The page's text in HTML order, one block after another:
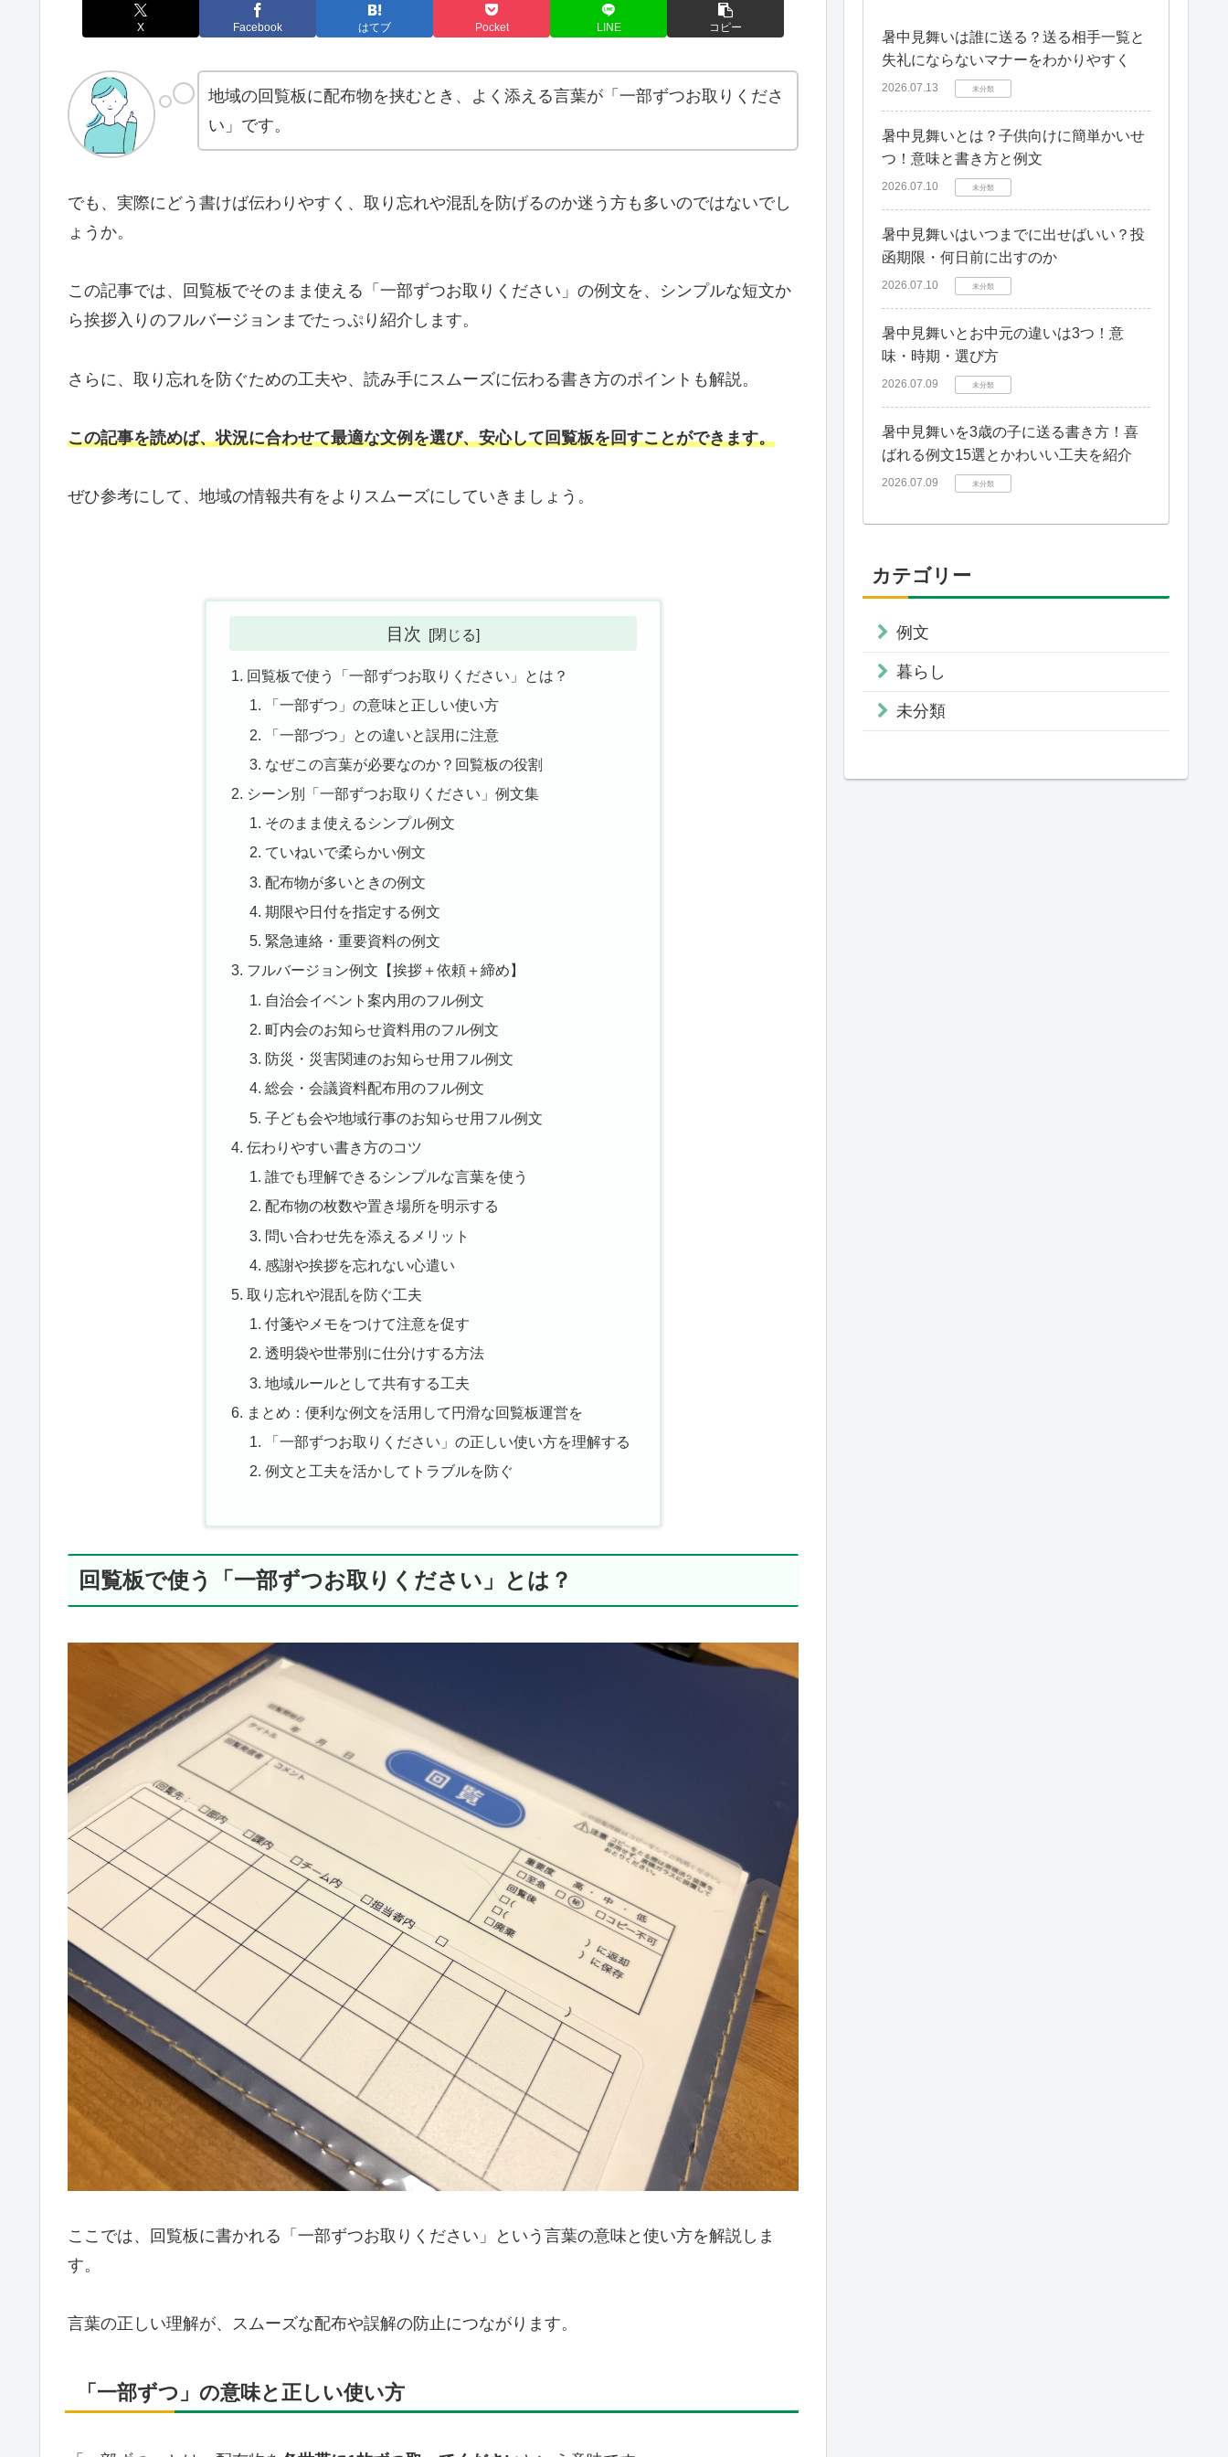
X Facebook はてブ Pocket LINE コピー
地域の回覧板に配布物を挟むとき、よく添える言葉が「一部ずつお取りくださ
い」です。
でも、実際にどう書けば伝わりやすく、取り忘れや混乱を防げるのか迷う方も多いのではないでし
ょうか。
この記事では、回覧板でそのまま使える「一部ずつお取りください」の例文を、シンプルな短文か
ら挨拶入りのフルバージョンまでたっぷり紹介します。
さらに、取り忘れを防ぐための工夫や、読み手にスムーズに伝わる書き方のポイントも解説。
この記事を読めば、状況に合わせて最適な文例を選び、安心して回覧板を回すことができます。
ぜひ参考にして、地域の情報共有をよりスムーズにしていきましょう。
目次
回覧板で使う「一部ずつお取りください」とは？
「一部ずつ」の意味と正しい使い方
「一部づつ」との違いと誤用に注意
なぜこの言葉が必要なのか？回覧板の役割
シーン別「一部ずつお取りください」例文集
そのまま使えるシンプル例文
ていねいで柔らかい例文
配布物が多いときの例文
期限や日付を指定する例文
緊急連絡・重要資料の例文
フルバージョン例文【挨拶＋依頼＋締め】
自治会イベント案内用のフル例文
町内会のお知らせ資料用のフル例文
防災・災害関連のお知らせ用フル例文
総会・会議資料配布用のフル例文
子ども会や地域行事のお知らせ用フル例文
伝わりやすい書き方のコツ
誰でも理解できるシンプルな言葉を使う
配布物の枚数や置き場所を明示する
問い合わせ先を添えるメリット
感謝や挨拶を忘れない心遣い
取り忘れや混乱を防ぐ工夫
付箋やメモをつけて注意を促す
透明袋や世帯別に仕分けする方法
地域ルールとして共有する工夫
まとめ：便利な例文を活用して円滑な回覧板運営を
「一部ずつお取りください」の正しい使い方を理解する
例文と工夫を活かしてトラブルを防ぐ
回覧板で使う「一部ずつお取りください」とは？
ここでは、回覧板に書かれる「一部ずつお取りください」という言葉の意味と使い方を解説しま
す。
言葉の正しい理解が、スムーズな配布や誤解の防止につながります。
「一部ずつ」の意味と正しい使い方
暑中見舞いは誰に送る？送る相手一覧と
失礼にならないマナーをわかりやすく
2026.07.13 未分類
暑中見舞いとは？子供向けに簡単かいせ
つ！意味と書き方と例文
2026.07.10 未分類
暑中見舞いはいつまでに出せばいい？投
函期限・何日前に出すのか
2026.07.10 未分類
暑中見舞いとお中元の違いは3つ！意
味・時期・選び方
2026.07.09 未分類
暑中見舞いを3歳の子に送る書き方！喜
ばれる例文15選とかわいい工夫を紹介
2026.07.09 未分類
カテゴリー
例文
暮らし
未分類